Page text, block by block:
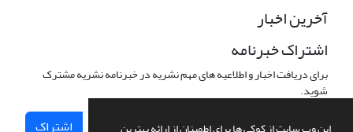
آخرین اخبار
اشتراک خبرنامه
برای دریافت اخبار و اطلاعیه های مهم نشریه در خبرنامه نشریه مشترک
شوید.
اشتراک